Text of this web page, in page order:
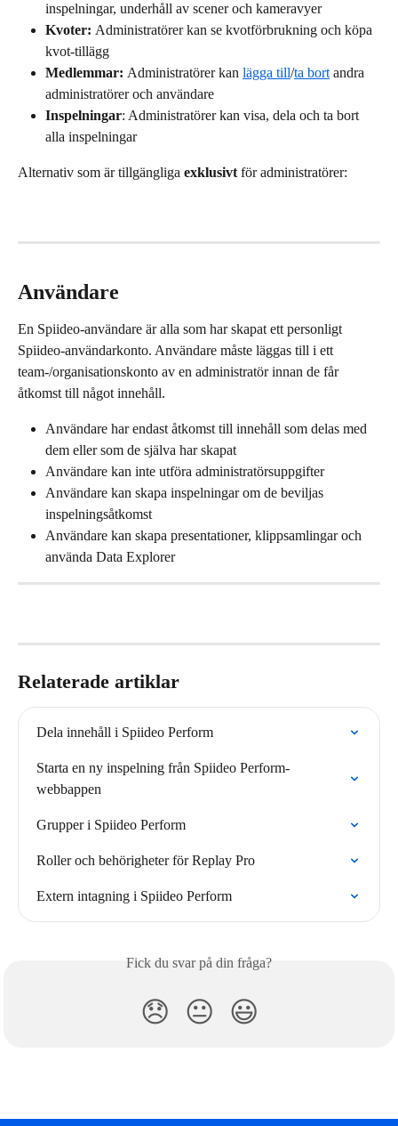
inspelningar, underhåll av scener och kameravyer
Kvoter: Administratörer kan se kvotförbrukning och köpa
kvot-tillägg
Medlemmar: Administratörer kan lägga till/ta bort andra
administratörer och användare
Inspelningar: Administratörer kan visa, dela och ta bort
alla inspelningar
Alternativ som är tillgängliga exklusivt för administratörer:
Användare
En Spiideo-användare är alla som har skapat ett personligt
Spiideo-användarkonto. Användare måste läggas till i ett
team-/organisationskonto av en administratör innan de får
åtkomst till något innehåll.
Användare har endast åtkomst till innehåll som delas med
dem eller som de själva har skapat
Användare kan inte utföra administratörsuppgifter
Användare kan skapa inspelningar om de beviljas
inspelningsåtkomst
Användare kan skapa presentationer, klippsamlingar och
använda Data Explorer
Relaterade artiklar
Dela innehåll i Spiideo Perform
Starta en ny inspelning från Spiideo Perform-
webbappen
Grupper i Spiideo Perform
Roller och behörigheter för Replay Pro
Extern intagning i Spiideo Perform
Fick du svar på din fråga?
😞 😐 😃